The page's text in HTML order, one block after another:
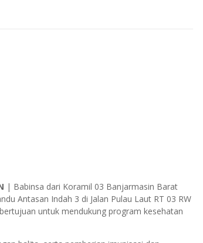
| Babinsa dari Koramil 03 Banjarmasin Barat
Antasan Indah 3 di Jalan Pulau Laut RT 03 RW
untuk mendukung program kesehatan